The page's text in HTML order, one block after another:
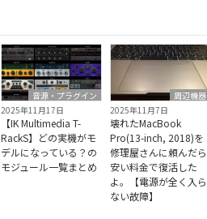
音源・プラグイン
2025年11月17日
【IK Multimedia T-
RackS】どの実機がモ
デルになっている？の
モジュール一覧まとめ
周辺機器
2025年11月7日
壊れたMacBook
Pro(13-inch, 2018)を
修理屋さんに頼んだら
安い料金で復活した
よ。【電源が全く入ら
ない故障】